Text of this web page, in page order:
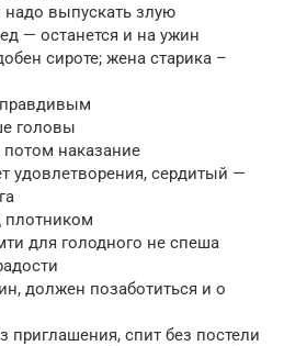
выпускать злую
— останется и на ужин
сироте; жена старика –
правдивым
головы
наказание
удовлетворения, сердитый —
плотником
для голодного не спеша
должен позаботиться и о
приглашения, спит без постели